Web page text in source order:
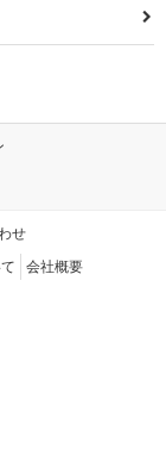
せ
会社概要